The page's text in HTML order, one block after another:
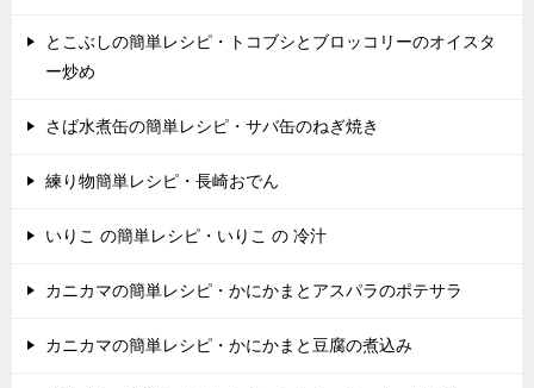
とこぶしの簡単レシピ・トコブシとブロッコリーのオイスタ
ー炒め
さば水煮缶の簡単レシピ・サバ缶のねぎ焼き
練り物簡単レシピ・長崎おでん
いりこ の簡単レシピ・いりこ の 冷汁
カニカマの簡単レシピ・かにかまとアスパラのポテサラ
カニカマの簡単レシピ・かにかまと豆腐の煮込み